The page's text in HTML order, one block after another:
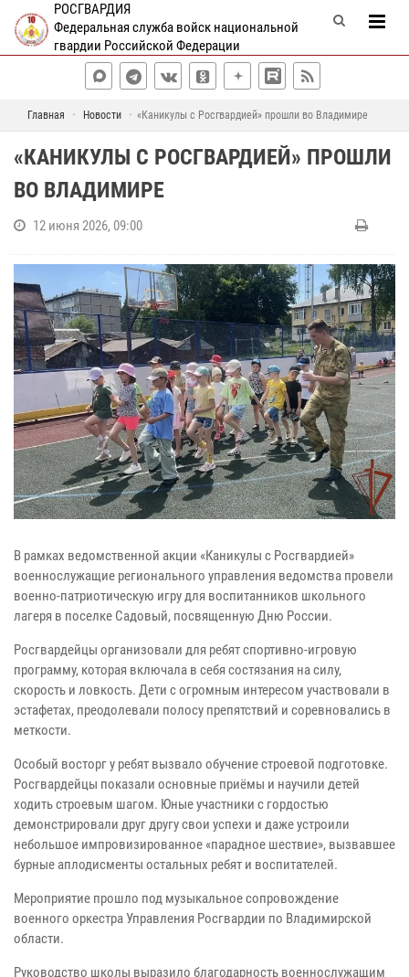
РОСГВАРДИЯ
Федеральная служба войск национальной
гвардии Российской Федерации
Главная Новости «Каникулы с Росгвардией» прошли во Владимире
«КАНИКУЛЫ С РОСГВАРДИЕЙ» ПРОШЛИ
ВО ВЛАДИМИРЕ
12 июня 2026, 09:00
В рамках ведомственной акции «Каникулы с Росгвардией»
военнослужащие регионального управления ведомства провели
военно-патриотическую игру для воспитанников школьного
лагеря в поселке Садовый, посвященную Дню России.
Росгвардейцы организовали для ребят спортивно-игровую
программу, которая включала в себя состязания на силу,
скорость и ловкость. Дети с огромным интересом участвовали в
эстафетах, преодолевали полосу препятствий и соревновались в
меткости.
Особый восторг у ребят вызвало обучение строевой подготовке.
Росгвардейцы показали основные приёмы и научили детей
ходить строевым шагом. Юные участники с гордостью
демонстрировали друг другу свои успехи и даже устроили
небольшое импровизированное «парадное шествие», вызвавшее
бурные аплодисменты остальных ребят и воспитателей.
Мероприятие прошло под музыкальное сопровождение
военного оркестра Управления Росгвардии по Владимирской
области.
Руководство школы выразило благодарность военнослужащим